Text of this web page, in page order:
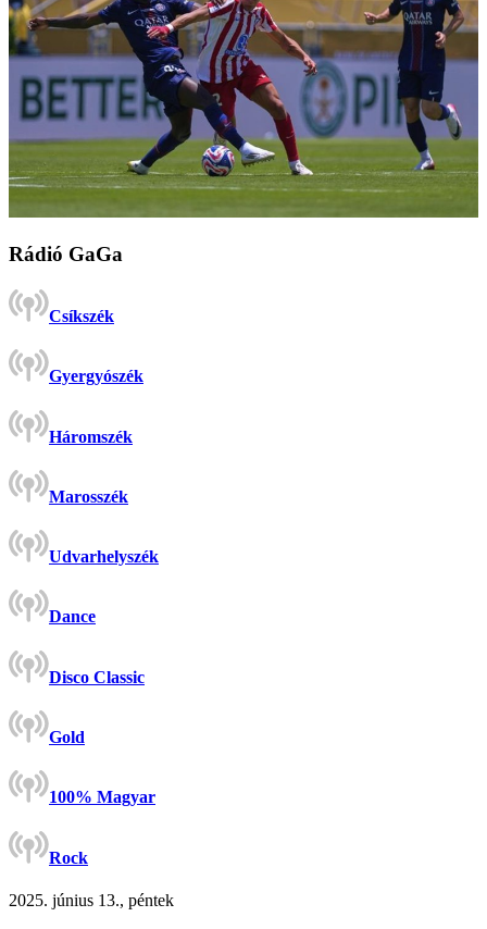
Rádió GaGa
Csíkszék
Gyergyószék
Háromszék
Marosszék
Udvarhelyszék
Dance
Disco Classic
Gold
100% Magyar
Rock
2025. június 13., péntek